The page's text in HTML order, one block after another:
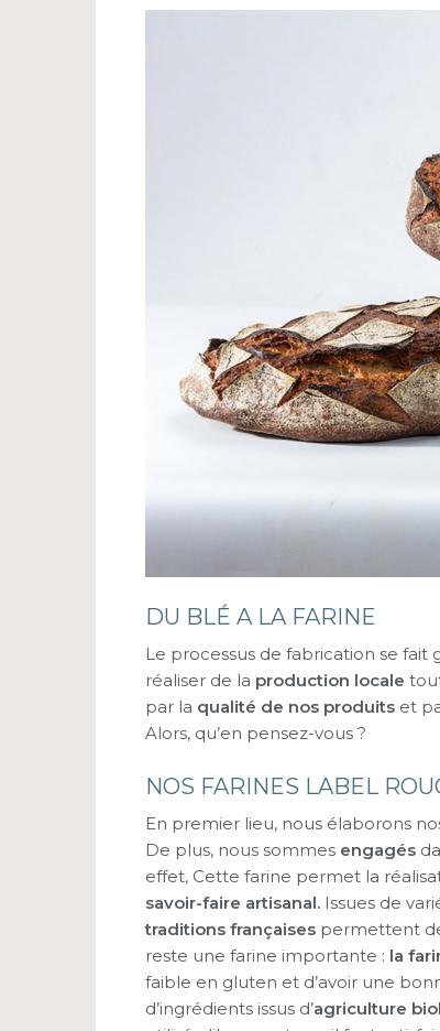
DU BLÉ A LA FARINE
Le processus de fabrication se fait
réaliser de la production locale
par la qualité de nos produits et
Alors, qu’en pensez-vous ?
NOS FARINES LABEL
En premier lieu, nous élaborons
De plus, nous sommes engagés
effet, Cette farine permet la
savoir-faire artisanal. Issues de
traditions françaises permettent
reste une farine importante : la
faible en gluten et d’avoir une
d’ingrédients issus d’agriculture